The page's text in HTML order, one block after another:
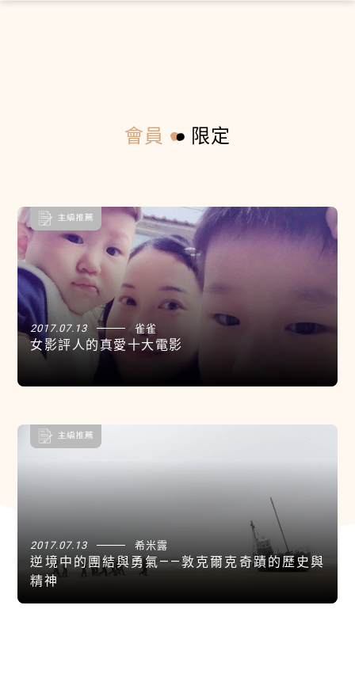
會員 限定
2017.07.13 雀雀
女影評人的真愛十大電影
2017.07.13 希米露
逆境中的團結與勇氣——敦克爾克奇蹟的歷史與
精神